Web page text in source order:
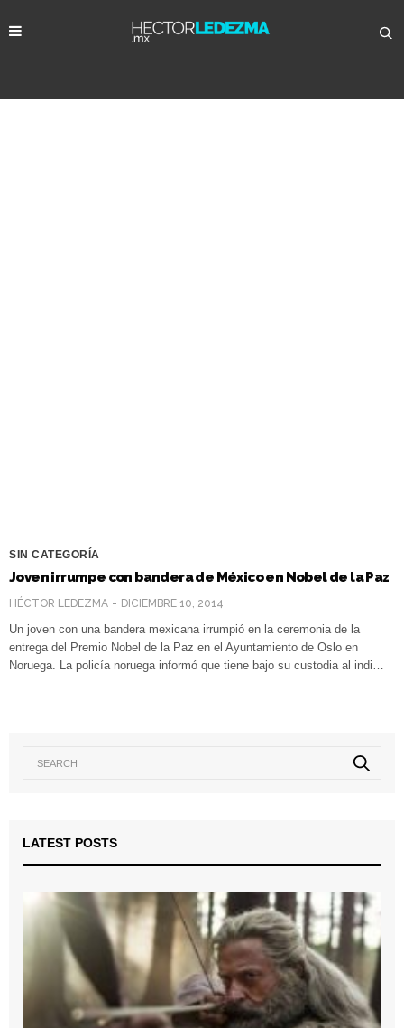
SIN CATEGORÍA
Joven irrumpe con bandera de México en Nobel de la Paz
HÉCTOR LEDEZMA DICIEMBRE 10, 2014
Un joven con una bandera mexicana irrumpió en la ceremonia de la
entrega del Premio Nobel de la Paz en el Ayuntamiento de Oslo en
Noruega. La policía noruega informó que tiene bajo su custodia al indi…
LATEST POSTS